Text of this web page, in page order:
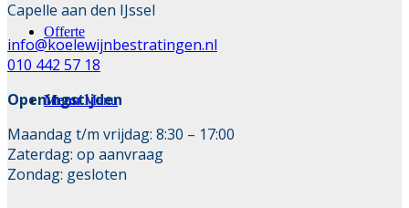
Offerte
Menu Menu
Capelle aan den IJssel
info@koelewijnbestratingen.nl
010 442 57 18
Openingstijden
Maandag t/m vrijdag: 8:30 – 17:00
Zaterdag: op aanvraag
Zondag: gesloten